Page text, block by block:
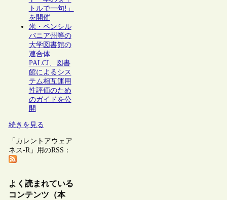
トルで一句!」
を開催
米・ペンシル
バニア州等の
大学図書館の
連合体
PALCI、図書
館によるシス
テム相互運用
性評価のため
のガイドを公
開
続きを見る
「カレントアウェア
ネス-R」用のRSS：
よく読まれている
コンテンツ（本